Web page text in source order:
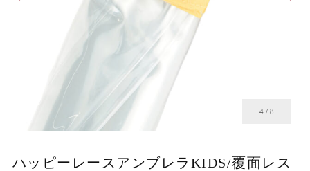
4/ 8
ハッピーレースアンブレラKIDS/覆面レス